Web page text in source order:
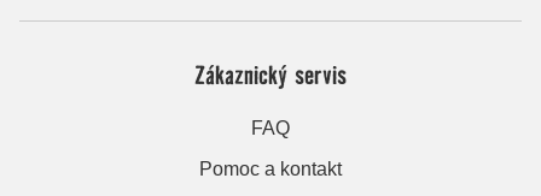
Zákaznický servis
FAQ
Pomoc a kontakt